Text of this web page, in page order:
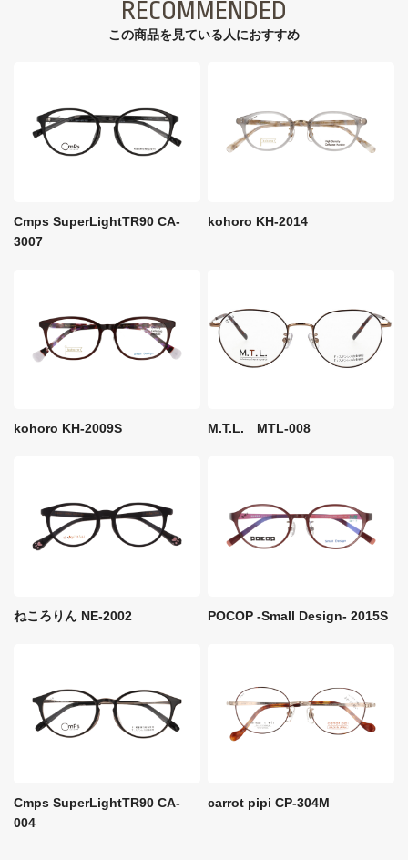
RECOMMENDED
この商品を見ている⼈におすすめ
Cmps SuperLightTR90 CA-
3007
kohoro KH-2014
kohoro KH-2009S M.T.L. MTL-008
ねころりん NE-2002 POCOP -Small Design- 2015S
Cmps SuperLightTR90 CA-
004
carrot pipi CP-304M